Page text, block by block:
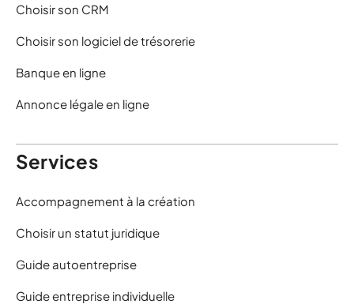
Choisir son CRM
Choisir son logiciel de trésorerie
Banque en ligne
Annonce légale en ligne
Services
Accompagnement à la création
Choisir un statut juridique
Guide autoentreprise
Guide entreprise individuelle